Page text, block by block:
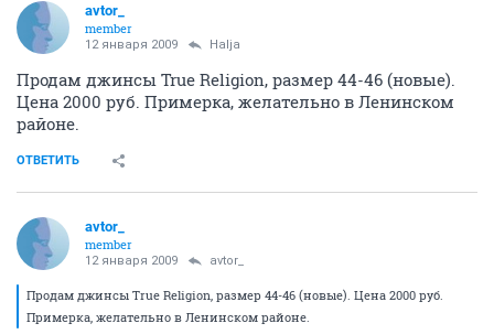
avtor_
member
12 января 2009 Halja
Продам джинсы True Religion, размер 44-46 (новые).
Цена 2000 руб. Примерка, желательно в Ленинском
районе.
ОТВЕТИТЬ
avtor_
member
12 января 2009 avtor_
Продам джинсы True Religion, размер 44-46 (новые). Цена 2000 руб.
Примерка, желательно в Ленинском районе.